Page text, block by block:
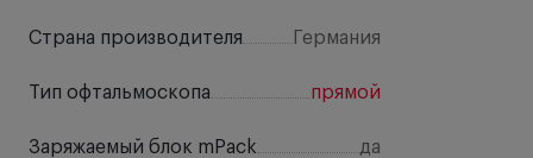
Страна производителя Германия
Тип офтальмоскопа прямой
Заряжаемый блок mPack да